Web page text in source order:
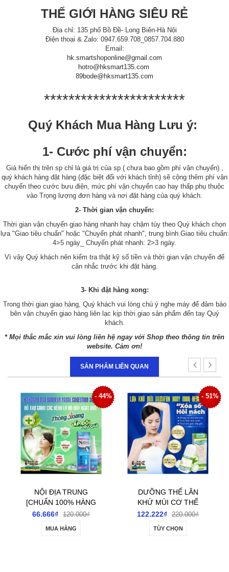
THẾ GIỚI HÀNG SIÊU RẺ
Địa chỉ: 135 phố Bồ Đề- Long Biên-Hà Nội
Điện thoại & Zalo: 0947.659.708_0857.704.880
Email:
hk.smartshoponline@gmail.com
hotro@hksmart135.com
89bode@hksmart135.com
***********************
Quý Khách Mua Hàng Lưu ý:
1- Cước phí vận chuyển:
Giá hiển thị trên sp chỉ là giá trị của sp ( chưa bao gồm phí vận chuyển) ,
quý khách hàng đặt hàng (đặc biệt đối với khách tỉnh) sẽ cộng thêm phí vận
chuyển theo cước bưu điện, mức phí vận chuyển cao hay thấp phụ thuộc
vào Trọng lượng đơn hàng và nơi đặt hàng của quý khách.
2- Thời gian vận chuyển:
Thời gian vận chuyển giao hàng nhanh hay chậm tùy theo Quý khách chọn
lựa "Giao tiêu chuẩn" hoặc "Chuyển phát nhanh", trung bình Giao tiêu chuẩn:
4>5 ngày_ Chuyển phát nhanh: 2>3 ngày.
Vì vậy Quý khách nên kiểm tra thật kỹ số tiền và thời gian vận chuyển để
cân nhắc trước khi đặt hàng.
3- Khi đặt hàng xong:
Trong thời gian giao hàng, Quý khách vui lòng chú ý nghe máy để đảm bảo
bên vận chuyển giao hàng liên lạc kịp thời giao sản phẩm đến tay Quý
khách.
* Mọi thắc mắc xin vui lòng liên hệ ngay với Shop theo thông tin trên
website. Cảm ơn!
SẢN PHẨM LIÊN QUAN
- 44%
NỘI ĐỊA TRUNG
[CHUẨN 100% HÀNG
CTY]- XỊT XOANG MŨI
COGESTION HỖ TRỢ
66.666₫ 120.000₫
MUA HÀNG
- 51%
DƯỠNG THỂ LĂN
KHỬ MÙI CƠ THỂ
SUMIFUN BODY
ROLL-ON 60ML-
122.222₫ 220.000₫
TÙY CHỌN